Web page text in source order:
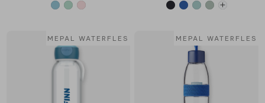
MEPAL WATERFLES MEPAL WATERFLES